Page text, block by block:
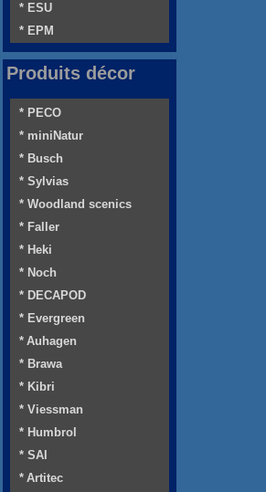
* ESU
* EPM
Produits décor
* PECO
* miniNatur
* Busch
* Sylvias
* Woodland scenics
* Faller
* Heki
* Noch
* DECAPOD
* Evergreen
* Auhagen
* Brawa
* Kibri
* Viessman
* Humbrol
* SAI
* Artitec